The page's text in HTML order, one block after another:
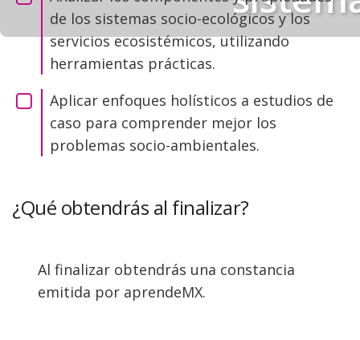
de los sistemas socio-ecológicos y los
servicios ecosistémicos, utilizando
herramientas prácticas.
Aplicar enfoques holísticos a estudios de
caso para comprender mejor los
problemas socio-ambientales.
¿Qué obtendrás al finalizar?
Al finalizar obtendrás una constancia
emitida por aprendeMX.